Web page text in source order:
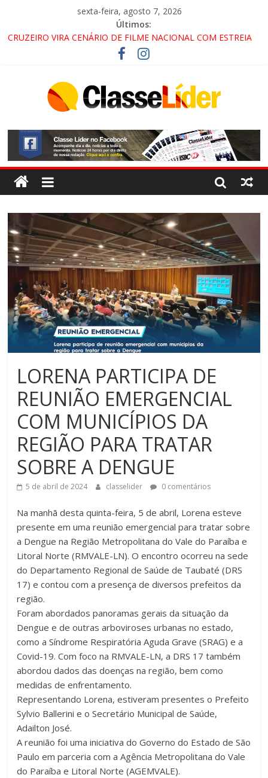
sexta-feira, agosto 7, 2026
Últimos:
CRUZEIRO VIRA CENÁRIO DE FILME NACIONAL COM ESTREIA
PROMOTOR DO GAECO
ACESSO À APARECIDA NA DUTRA SERÁ BLOQUEADO NO FIM
ALTERNATIVAS
LORENA, PINDAMONHANGABA E QUELUZ NA RETA FINAL
PELA FÁBRICA DA COCA-COLA!
LORENA PARTICIPA DE
REUNIÃO EMERGENCIAL
COM MUNICÍPIOS DA
REGIÃO PARA TRATAR
SOBRE A DENGUE
5 de abril de 2024 classelider 0 comentários
Na manhã desta quinta-feira, 5 de abril, Lorena esteve
presente em uma reunião emergencial para tratar sobre
a Dengue na Região Metropolitana do Vale do Paraíba e
Litoral Norte (RMVALE-LN). O encontro ocorreu na sede
do Departamento Regional de Saúde de Taubaté (DRS
17) e contou com a presença de diversos prefeitos da
região.
Foram abordados panoramas gerais da situação da
Dengue e de outras arboviroses urbanas no estado,
como a Síndrome Respiratória Aguda Grave (SRAG) e a
Covid-19. Com foco na RMVALE-LN, a DRS 17 também
abordou dados das doenças na região, bem como
medidas de enfrentamento.
Representando Lorena, estiveram presentes o Prefeito
Sylvio Ballerini e o Secretário Municipal de Saúde,
Adailton José.
A reunião foi uma iniciativa do Governo do Estado de São
Paulo em parceria com a Agência Metropolitana do Vale
do Paraíba e Litoral Norte (AGEMVALE).